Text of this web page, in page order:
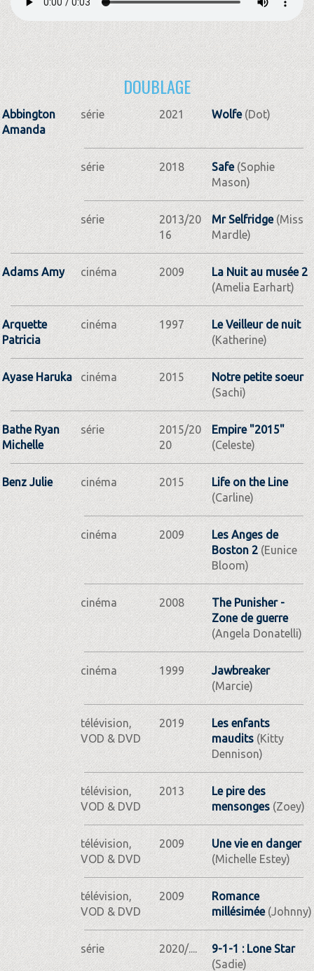
DOUBLAGE
Abbington
Amanda
série 2021 Wolfe(Dot)
série 2018 Safe(Sophie
Mason)
série
2013/20
16
Mr Selfridge(Miss
Mardle)
Adams Amy cinéma 2009
La Nuit au musée 2
(Amelia Earhart)
Arquette
Patricia
cinéma 1997
Le Veilleur de nuit
(Katherine)
Ayase Haruka cinéma 2015
Notre petite soeur
(Sachi)
Bathe Ryan
Michelle
série
2015/20
20
Empire "2015"
(Celeste)
Benz Julie cinéma 2015
Life on the Line
(Carline)
cinéma 2009
Les Anges de
Boston 2(Eunice
Bloom)
cinéma 2008
The Punisher -
Zone de guerre
(Angela Donatelli)
cinéma 1999
Jawbreaker
(Marcie)
télévision,
VOD & DVD
2019
Les enfants
maudits(Kitty
Dennison)
télévision,
VOD & DVD
2013
Le pire des
mensonges(Zoey)
télévision,
VOD & DVD
2009
Une vie en danger
(Michelle Estey)
télévision,
VOD & DVD
2009
Romance
millésimée(Johnny)
série 2020/....
9-1-1 : Lone Star
(Sadie)